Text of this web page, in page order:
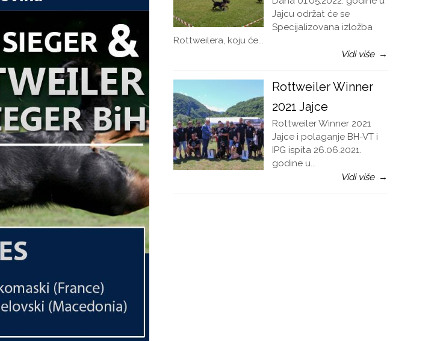
Jajcu održat će se
Specijalizovana izložba
Rottweilera, koju će...
Vidi više →
Rottweiler Winner
2021 Jajce
Rottweiler Winner 2021
Jajce i polaganje BH-VT i
IPG ispita 26.06.2021.
godine u...
Vidi više →